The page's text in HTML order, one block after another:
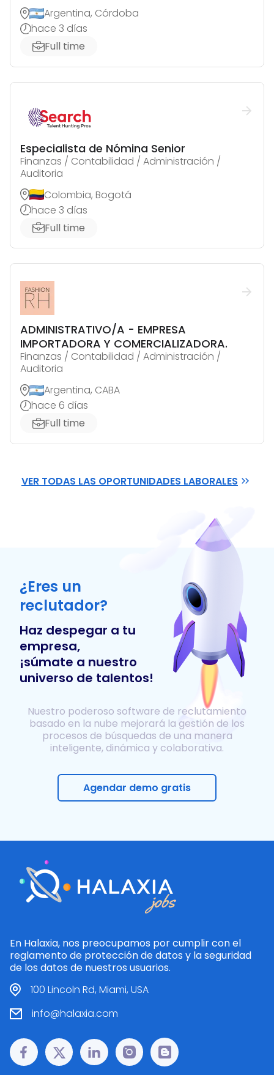
Argentina, Córdoba
hace 3 días
Full time
Especialista de Nómina Senior
Finanzas / Contabilidad / Administración /
Auditoria
Colombia, Bogotá
hace 3 días
Full time
ADMINISTRATIVO/A - EMPRESA
IMPORTADORA Y COMERCIALIZADORA.
Finanzas / Contabilidad / Administración /
Auditoria
Argentina, CABA
hace 6 días
Full time
VER TODAS LAS OPORTUNIDADES LABORALES
¿Eres un
reclutador?
Haz despegar a tu
empresa,
¡súmate a nuestro
universo de talentos!
Nuestro poderoso software de reclutamiento
basado en la nube mejorará la gestión de los
procesos de búsquedas de una manera
inteligente, dinámica y colaborativa.
Agendar demo gratis
En Halaxia, nos preocupamos por cumplir con el
reglamento de protección de datos y la seguridad
de los datos de nuestros usuarios.
100 Lincoln Rd, Miami, USA
info@halaxia.com